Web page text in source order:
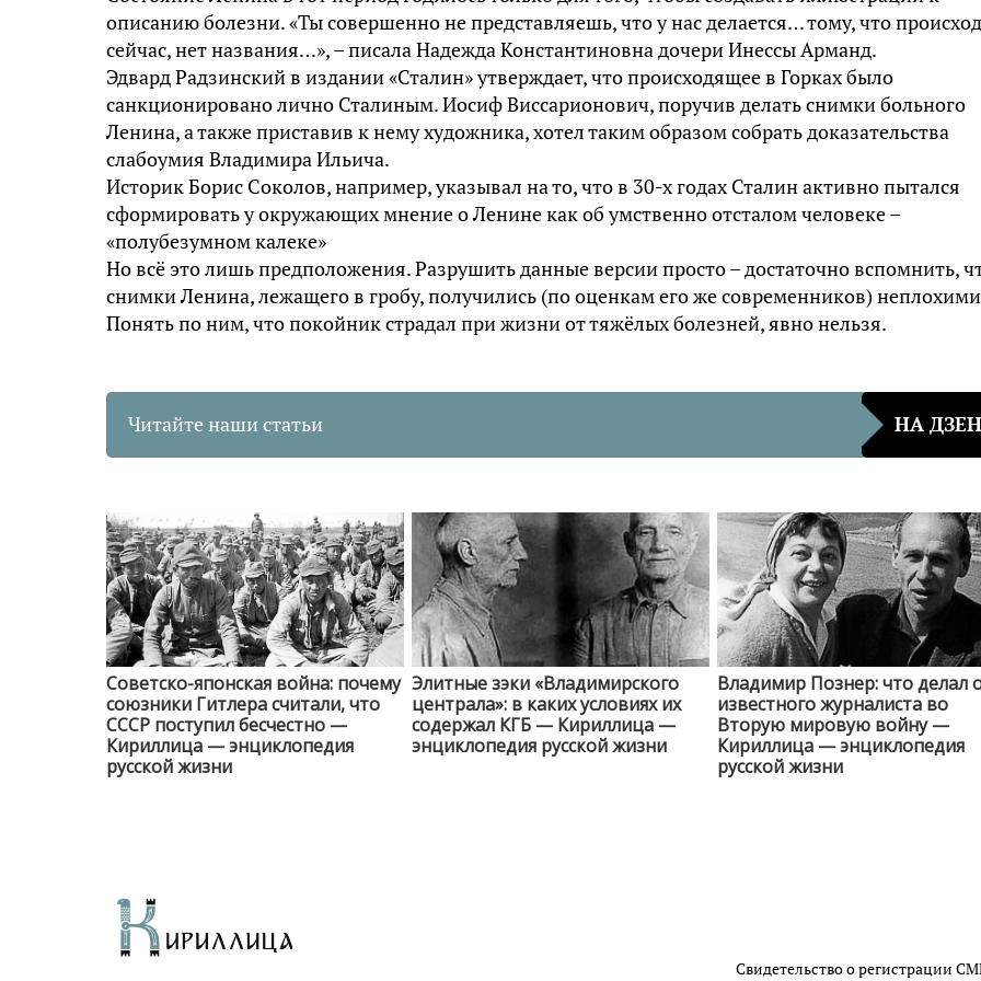
описанию болезни. «Ты совершенно не представляешь, что у нас делается… тому, что
сейчас, нет названия…», – писала Надежда Константиновна дочери Инессы Арманд.
Эдвард Радзинский в издании «Сталин» утверждает, что происходящее в Горках было
санкционировано лично Сталиным. Иосиф Виссарионович, поручив делать снимки больного
Ленина, а также приставив к нему художника, хотел таким образом собрать доказательства
слабоумия Владимира Ильича.
Историк Борис Соколов, например, указывал на то, что в 30-х годах Сталин активно пытался
сформировать у окружающих мнение о Ленине как об умственно отсталом человеке –
«полубезумном калеке»
Но всё это лишь предположения. Разрушить данные версии просто – достаточно вспомнить,
снимки Ленина, лежащего в гробу, получились (по оценкам его же современников)
Понять по ним, что покойник страдал при жизни от тяжёлых болезней, явно нельзя.
Читайте наши статьи НА ДЗЕН
Советско-японская война: почему
союзники Гитлера считали, что
СССР поступил бесчестно —
Кириллица — энциклопедия
русской жизни
Элитные зэки «Владимирского
централа»: в каких условиях их
содержал КГБ — Кириллица —
энциклопедия русской жизни
Владимир Познер: что делал
известного журналиста во
Вторую мировую войну —
Кириллица — энциклопедия
русской жизни
Свидетельство о регистрации